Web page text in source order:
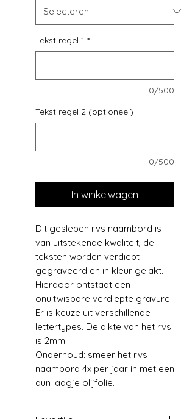
Tekst regel 1 *
0/500
Tekst regel 2 (optioneel)
0/500
In winkelwagen
Dit geslepen rvs naambord is
van uitstekende kwaliteit, de
teksten worden verdiept
gegraveerd en in kleur gelakt.
Hierdoor ontstaat een
onuitwisbare verdiepte gravure.
Er is keuze uit verschillende
lettertypes. De dikte van het rvs
is 2mm.
Onderhoud: smeer het rvs
naambord 4x per jaar in met een
dun laagje olijfolie.